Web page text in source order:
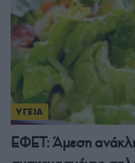
ΥΓΕΙΑ
ΕΦΕΤ: Άμεση